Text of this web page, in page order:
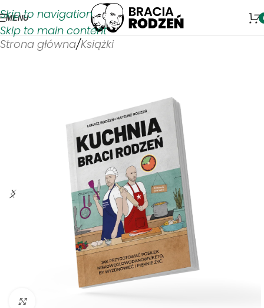
Skip to navigation
Skip to main content
MENU
Strona główna/Książki